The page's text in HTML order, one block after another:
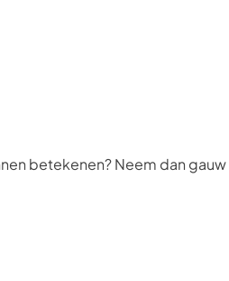
betekenen? Neem dan gauw